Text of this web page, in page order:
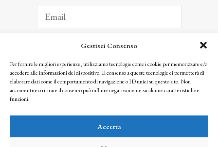
Gestisci Consenso
Per fornire le migliori esperienze, utilizziamo tecnologie come i cookie per memorizzare e/o
accedere alle informazioni del dispositivo. Il consenso a queste tecnologie ci permetterà di
elaborare dati come il comportamento di navigazione o ID unici su questo sito. Non
acconsentire o ritirare il consenso può influire negativamente su alcune caratteristiche e
funzioni.
Accetta
ISCRIVITI
Facendo clic per iscriverti, riconosci che le tue informazioni saranno trattate
seguendo la nostra Privacy Policy
© 2025 Istituto Matteucci. All right reserved
l’autorizzazione scritta dei proprietari dei diritti e dell’Istituto Matteucci